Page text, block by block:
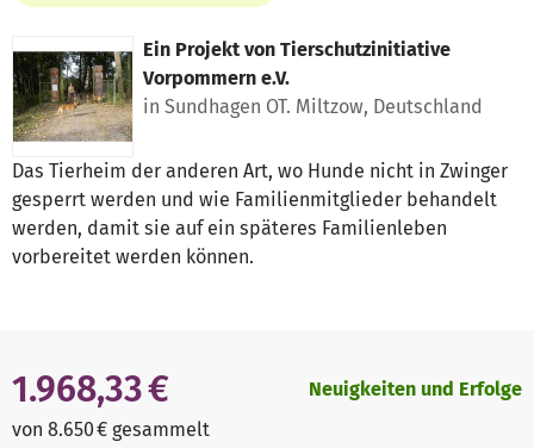
Ein Projekt von Tierschutzinitiative
Vorpommern e.V.
in Sundhagen OT. Miltzow, Deutschland
Das Tierheim der anderen Art, wo Hunde nicht in Zwinger
gesperrt werden und wie Familienmitglieder behandelt
werden, damit sie auf ein späteres Familienleben
vorbereitet werden können.
1.968,33 €
von 8.650 € gesammelt
Neuigkeiten und Erfolge